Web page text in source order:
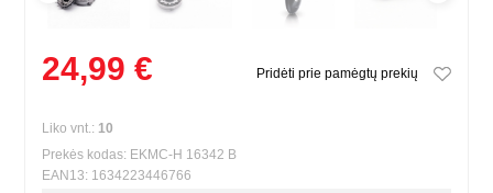
24,99 € Pridėti prie pamėgtų prekių
Liko vnt.: 10
Prekės kodas: EKMC-H 16342 B
EAN13: 1634223446766